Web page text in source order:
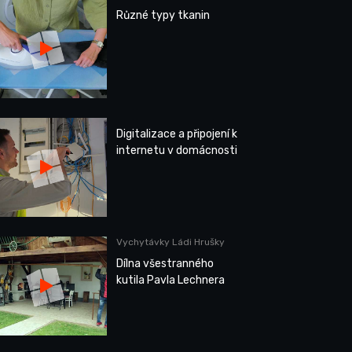
Různé typy tkanin
Digitalizace a připojení k
internetu v domácnosti
Vychytávky Ládi Hrušky
Dílna všestranného
kutila Pavla Lechnera